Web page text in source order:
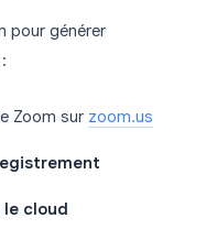
pour générer
Zoom sur zoom.us
cloud